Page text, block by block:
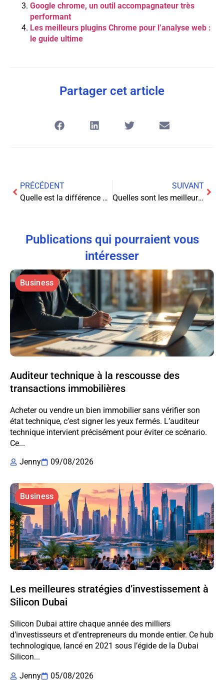
Google chrome, un outil accompagnateur très
performant
Les meilleurs plugins Chrome pour l’analyse web :
le guide ultime
Partager cet article
PRÉCÉDENT
Quelle est la différence entre le cloud computing et le stockage local ?
SUIVANT
Quelles sont les meilleures pratiques pour sécuriser vos mots de passe ?
Publications qui pourraient vous
intéresser
Business
Auditeur technique à la rescousse des
transactions immobilières
Acheter ou vendre un bien immobilier sans vérifier son
état technique, c’est signer les yeux fermés. L’auditeur
technique intervient précisément pour éviter ce scénario.
Ce...
Jenny
09/08/2026
Business
Les meilleures stratégies d’investissement à
Silicon Dubai
Silicon Dubai attire chaque année des milliers
d’investisseurs et d’entrepreneurs du monde entier. Ce hub
technologique, lancé en 2021 sous l’égide de la Dubai
Silicon...
Jenny
05/08/2026